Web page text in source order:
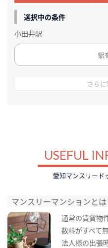
選択中の条件
小田井駅
駅
さら
USEFUL
愛知マンスリード
マンスリーマンションとは
通常の賃貸物
数料がすべて
法人様の出張